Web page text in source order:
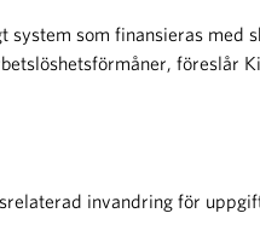
som finansieras med
föreslår
invandring för